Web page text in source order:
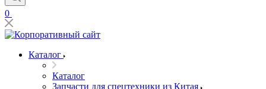
0
Каталог
Каталог
Запчасти для спецтехники из Китая